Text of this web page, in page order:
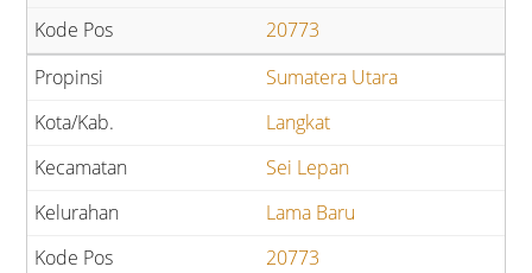
20773
Sumatera Utara
Langkat
Sei Lepan
Lama Baru
20773